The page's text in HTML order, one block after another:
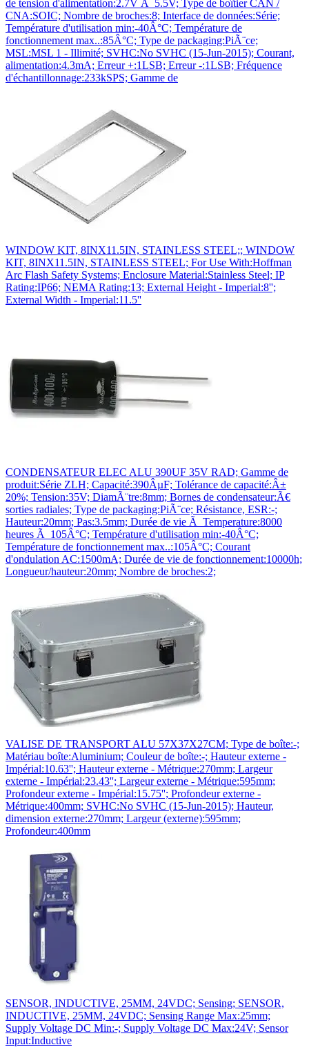
de tension d'alimentation:2.7V Ã 5.5V; Type de boîtier CAN /
CNA:SOIC; Nombre de broches:8; Interface de données:Série;
Température d'utilisation min:-40Â°C; Température de
fonctionnement max..:85Â°C; Type de packaging:PiÃ¨ce;
MSL:MSL 1 - Illimité; SVHC:No SVHC (15-Jun-2015); Courant,
alimentation:4.3mA; Erreur +:1LSB; Erreur -:1LSB; Fréquence
d'échantillonnage:233kSPS; Gamme de
WINDOW KIT, 8INX11.5IN, STAINLESS STEEL;; WINDOW
KIT, 8INX11.5IN, STAINLESS STEEL; For Use With:Hoffman
Arc Flash Safety Systems; Enclosure Material:Stainless Steel; IP
Rating:IP66; NEMA Rating:13; External Height - Imperial:8'';
External Width - Imperial:11.5''
CONDENSATEUR ELEC ALU 390UF 35V RAD; Gamme de
produit:Série ZLH; Capacité:390ÂµF; Tolérance de capacité:Â±
20%; Tension:35V; DiamÃ¨tre:8mm; Bornes de condensateur:Ã€
sorties radiales; Type de packaging:PiÃ¨ce; Résistance, ESR:-;
Hauteur:20mm; Pas:3.5mm; Durée de vie Ã Temperature:8000
heures Ã 105Â°C; Température d'utilisation min:-40Â°C;
Température de fonctionnement max..:105Â°C; Courant
d'ondulation AC:1500mA; Durée de vie de fonctionnement:10000h;
Longueur/hauteur:20mm; Nombre de broches:2;
VALISE DE TRANSPORT ALU 57X37X27CM; Type de boîte:-;
Matériau boîte:Aluminium; Couleur de boîte:-; Hauteur externe -
Impérial:10.63''; Hauteur externe - Métrique:270mm; Largeur
externe - Impérial:23.43''; Largeur externe - Métrique:595mm;
Profondeur externe - Impérial:15.75''; Profondeur externe -
Métrique:400mm; SVHC:No SVHC (15-Jun-2015); Hauteur,
dimension externe:270mm; Largeur (externe):595mm;
Profondeur:400mm
SENSOR, INDUCTIVE, 25MM, 24VDC; Sensing; SENSOR,
INDUCTIVE, 25MM, 24VDC; Sensing Range Max:25mm;
Supply Voltage DC Min:-; Supply Voltage DC Max:24V; Sensor
Input:Inductive